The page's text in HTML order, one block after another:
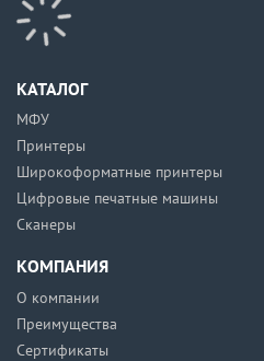
КАТАЛОГ
МФУ
Принтеры
Широкоформатные принтеры
Цифровые печатные машины
Сканеры
КОМПАНИЯ
О компании
Преимущества
Сертификаты